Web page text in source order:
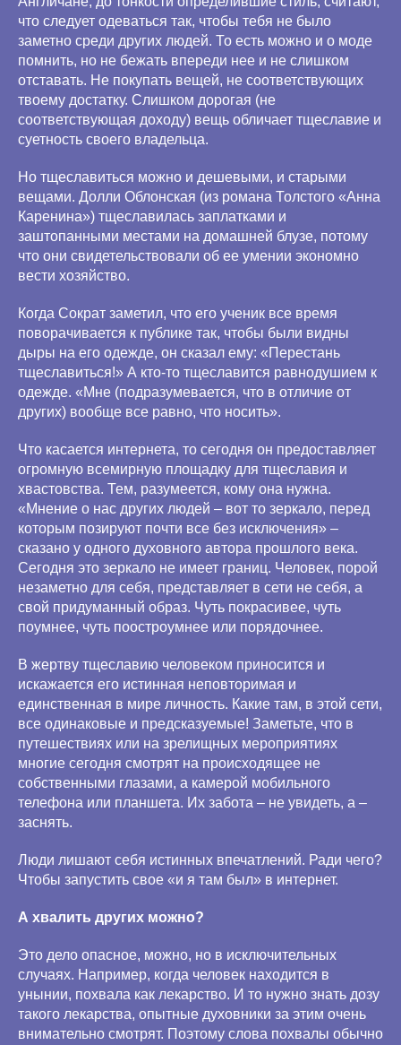
что следует одеваться так, чтобы тебя не было
заметно среди других людей. То есть можно и о моде
помнить, но не бежать впереди нее и не слишком
отставать. Не покупать вещей, не соответствующих
твоему достатку. Слишком дорогая (не
соответствующая доходу) вещь обличает тщеславие и
суетность своего владельца.
Но тщеславиться можно и дешевыми, и старыми
вещами. Долли Облонская (из романа Толстого «Анна
Каренина») тщеславилась заплатками и
заштопанными местами на домашней блузе, потому
что они свидетельствовали об ее умении экономно
вести хозяйство.
Когда Сократ заметил, что его ученик все время
поворачивается к публике так, чтобы были видны
дыры на его одежде, он сказал ему: «Перестань
тщеславиться!» А кто-то тщеславится равнодушием к
одежде. «Мне (подразумевается, что в отличие от
других) вообще все равно, что носить».
Что касается интернета, то сегодня он предоставляет
огромную всемирную площадку для тщеславия и
хвастовства. Тем, разумеется, кому она нужна.
«Мнение о нас других людей – вот то зеркало, перед
которым позируют почти все без исключения» –
сказано у одного духовного автора прошлого века.
Сегодня это зеркало не имеет границ. Человек, порой
незаметно для себя, представляет в сети не себя, а
свой придуманный образ. Чуть покрасивее, чуть
поумнее, чуть поостроумнее или порядочнее.
В жертву тщеславию человеком приносится и
искажается его истинная неповторимая и
единственная в мире личность. Какие там, в этой сети,
все одинаковые и предсказуемые! Заметьте, что в
путешествиях или на зрелищных мероприятиях
многие сегодня смотрят на происходящее не
собственными глазами, а камерой мобильного
телефона или планшета. Их забота – не увидеть, а –
заснять.
Люди лишают себя истинных впечатлений. Ради чего?
Чтобы запустить свое «и я там был» в интернет.
А хвалить других можно?
Это дело опасное, можно, но в исключительных
случаях. Например, когда человек находится в
унынии, похвала как лекарство. И то нужно знать дозу
такого лекарства, опытные духовники за этим очень
внимательно смотрят. Поэтому слова похвалы обычно